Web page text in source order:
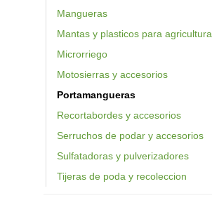
Mangueras
Mantas y plasticos para agricultura
Microrriego
Motosierras y accesorios
Portamangueras
Recortabordes y accesorios
Serruchos de podar y accesorios
Sulfatadoras y pulverizadores
Tijeras de poda y recoleccion